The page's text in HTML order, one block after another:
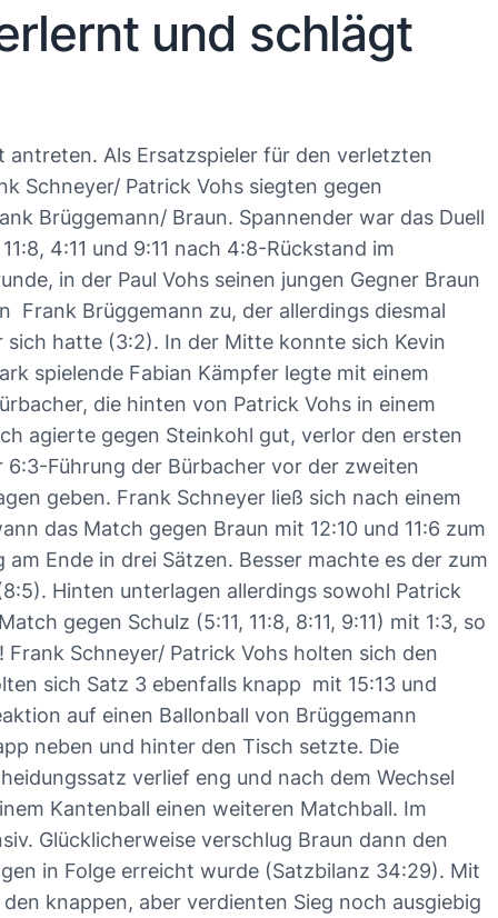
und schlägt
Als Ersatzspieler für den verletzten
Schneyer/ Patrick Vohs siegten gegen
Brüggemann/ Braun. Spannender war das Duell
4:11 und 9:11 nach 4:8-Rückstand im
in der Paul Vohs seinen jungen Gegner Braun
Frank Brüggemann zu, der allerdings diesmal
sich hatte (3:2). In der Mitte konnte sich Kevin
spielende Fabian Kämpfer legte mit einem
die hinten von Patrick Vohs in einem
agierte gegen Steinkohl gut, verlor den ersten
6:3-Führung der Bürbacher vor der zweiten
geben. Frank Schneyer ließ sich nach einem
das Match gegen Braun mit 12:10 und 11:6 zum
Ende in drei Sätzen. Besser machte es der zum
Hinten unterlagen allerdings sowohl Patrick
gegen Schulz (5:11, 11:8, 8:11, 9:11) mit 1:3, so
Schneyer/ Patrick Vohs holten sich den
sich Satz 3 ebenfalls knapp mit 15:13 und
auf einen Ballonball von Brüggemann
neben und hinter den Tisch setzte. Die
verlief eng und nach dem Wechsel
Kantenball einen weiteren Matchball. Im
Glücklicherweise verschlug Braun dann den
in Folge erreicht wurde (Satzbilanz 34:29). Mit
knappen, aber verdienten Sieg noch ausgiebig